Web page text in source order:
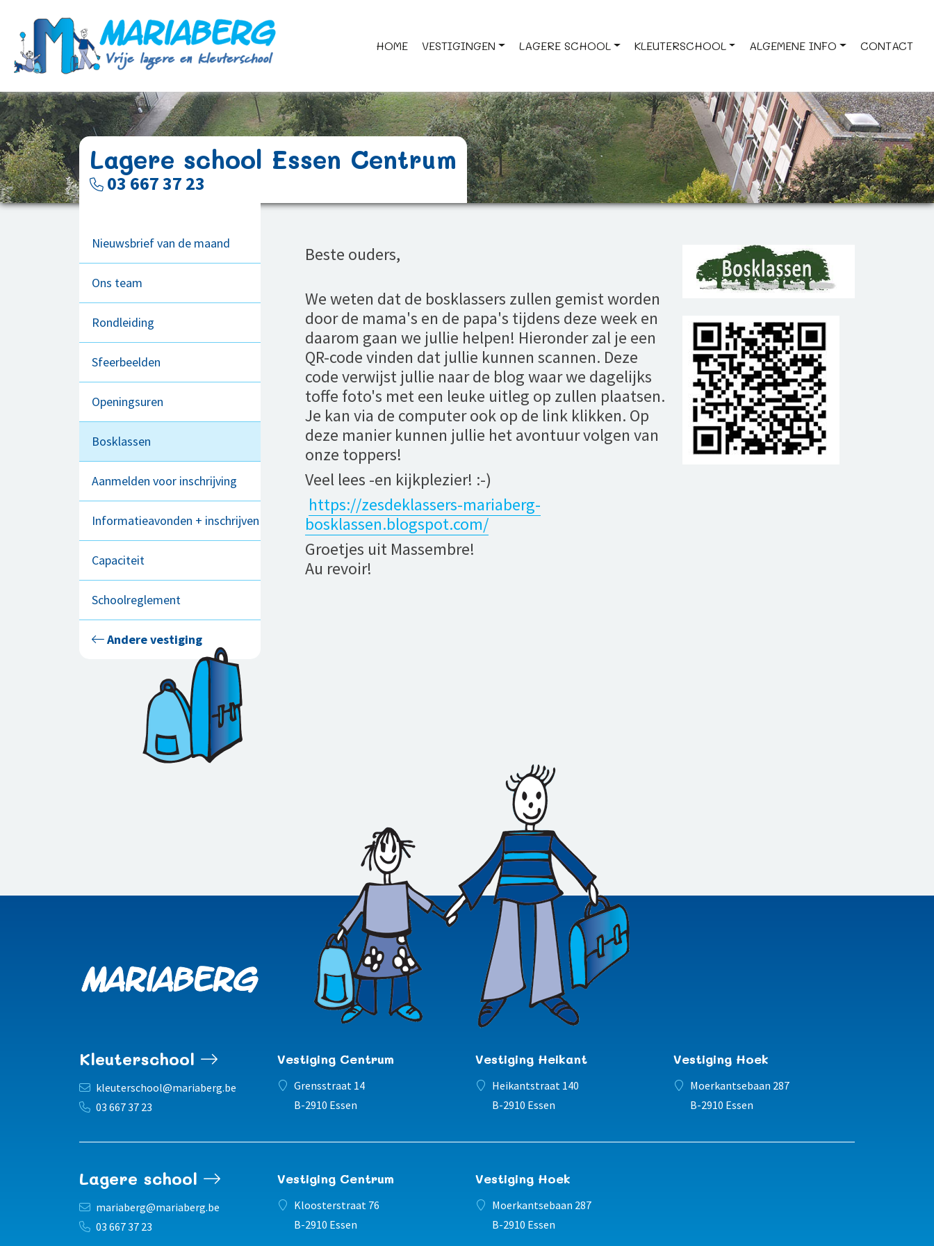
HOME VESTIGINGEN LAGERE SCHOOL KLEUTERSCHOOL ALGEMENE INFO CONTACT
Lagere school Essen Centrum
03 667 37 23
Nieuwsbrief van de maand
Ons team
Rondleiding
Sfeerbeelden
Openingsuren
Bosklassen
Aanmelden voor inschrijving
Informatieavonden + inschrijven
Capaciteit
Schoolreglement
Andere vestiging
Beste ouders,
We weten dat de bosklassers zullen gemist worden
door de mama's en de papa's tijdens deze week en
daarom gaan we jullie helpen! Hieronder zal je een
QR-code vinden dat jullie kunnen scannen. Deze
code verwijst jullie naar de blog waar we dagelijks
toffe foto's met een leuke uitleg op zullen plaatsen.
Je kan via de computer ook op de link klikken. Op
deze manier kunnen jullie het avontuur volgen van
onze toppers!
Veel lees -en kijkplezier! :-)
https://zesdeklassers-mariaberg-
bosklassen.blogspot.com/
Groetjes uit Massembre!
Au revoir!
Kleuterschool
kleuterschool@mariaberg.be
03 667 37 23
Vestiging Centrum
Grensstraat 14
B-2910 Essen
Vestiging Heikant
Heikantstraat 140
B-2910 Essen
Vestiging Hoek
Moerkantsebaan 287
B-2910 Essen
Lagere school
mariaberg@mariaberg.be
03 667 37 23
Vestiging Centrum
Kloosterstraat 76
B-2910 Essen
Vestiging Hoek
Moerkantsebaan 287
B-2910 Essen